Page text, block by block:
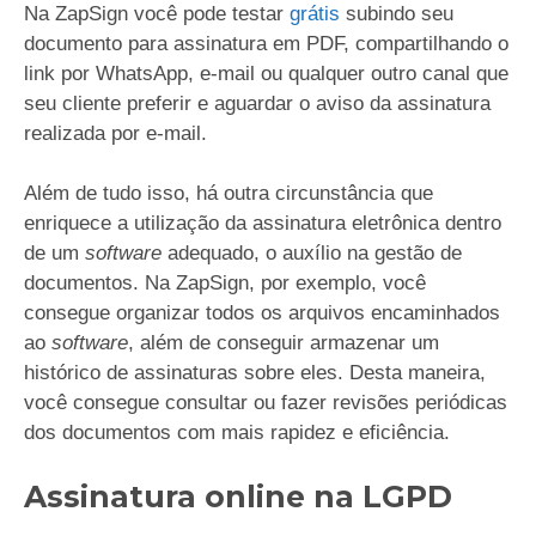
Na ZapSign você pode testar grátis subindo seu
documento para assinatura em PDF, compartilhando o
link por WhatsApp, e-mail ou qualquer outro canal que
seu cliente preferir e aguardar o aviso da assinatura
realizada por e-mail.
Além de tudo isso, há outra circunstância que
enriquece a utilização da assinatura eletrônica dentro
de um software adequado, o auxílio na gestão de
documentos. Na ZapSign, por exemplo, você
consegue organizar todos os arquivos encaminhados
ao software, além de conseguir armazenar um
histórico de assinaturas sobre eles. Desta maneira,
você consegue consultar ou fazer revisões periódicas
dos documentos com mais rapidez e eficiência.
Assinatura online na LGPD